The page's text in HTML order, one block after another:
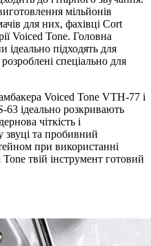
мільйонів
для них, фахівці Cort
Voiced Tone. Головна
ідеально підходять для
спеціально для
Voiced Tone VTH-77 і
ідеально розкривають
чіткість і
звуці та пробивний
при використанні
твій інструмент готовий